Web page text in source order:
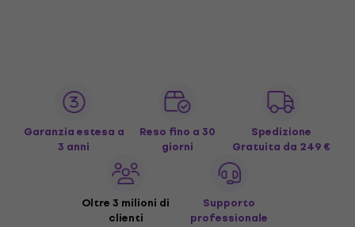
Garanzia estesa a
3 anni
Reso fino a 30
giorni
Spedizione
Gratuita da 249 €
Oltre 3 milioni di
clienti
Supporto
professionale